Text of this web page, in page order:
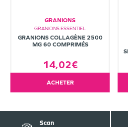
GRANIONS
GRANIONS ESSENTIEL
GRANIONS COLLAGÈNE 2500
MG 60 COMPRIMÉS
14,02€
ACHETER
Scan